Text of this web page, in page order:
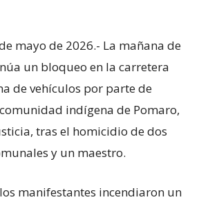
mayo de 2026.- La mañana de
un bloqueo en la carretera
de vehículos por parte de
indígena de Pomaro,
tras el homicidio de dos
y un maestro.
manifestantes incendiaron un